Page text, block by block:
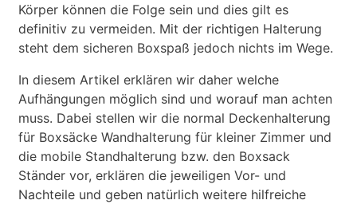
Körper können die Folge sein und dies gilt es
definitiv zu vermeiden. Mit der richtigen Halterung
steht dem sicheren Boxspaß jedoch nichts im Wege.
In diesem Artikel erklären wir daher welche
Aufhängungen möglich sind und worauf man achten
muss. Dabei stellen wir die normal Deckenhalterung
für Boxsäcke Wandhalterung für kleiner Zimmer und
die mobile Standhalterung bzw. den Boxsack
Ständer vor, erklären die jeweiligen Vor- und
Nachteile und geben natürlich weitere hilfreiche